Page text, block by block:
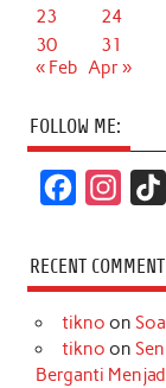
23
24
30
31
« Feb Apr »
FOLLOW ME:
c
e
b
s
t
a
RECENT
tikno on
tikno on
Berganti